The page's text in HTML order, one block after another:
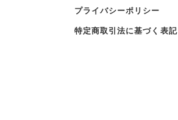
プライバシーポリシー
特定商取引法に基づく表記